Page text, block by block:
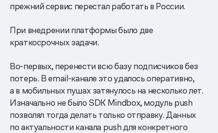
прежний сервис перестал работать в России.
При внедрении платформы было две
краткосрочных задачи.
Во-первых, перенести всю базу подписчиков без
потерь. В еmail-канале это удалось оперативно,
а в мобильных пушах затянулось на несколько лет.
Изначально не было SDK Mindbox, модуль push
позволял тогда делать только отправку. Данных
по актуальности канала push для конкретного